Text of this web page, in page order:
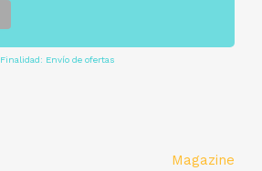
Finalidad: Envío de ofertas
Magazine